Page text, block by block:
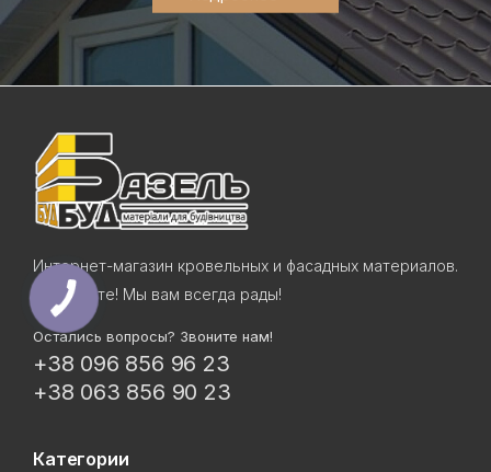
Интернет-магазин кровельных и фасадных материалов.
Приходите! Мы вам всегда рады!
Остались вопросы? Звоните нам!
+38 096 856 96 23
+38 063 856 90 23
Категории